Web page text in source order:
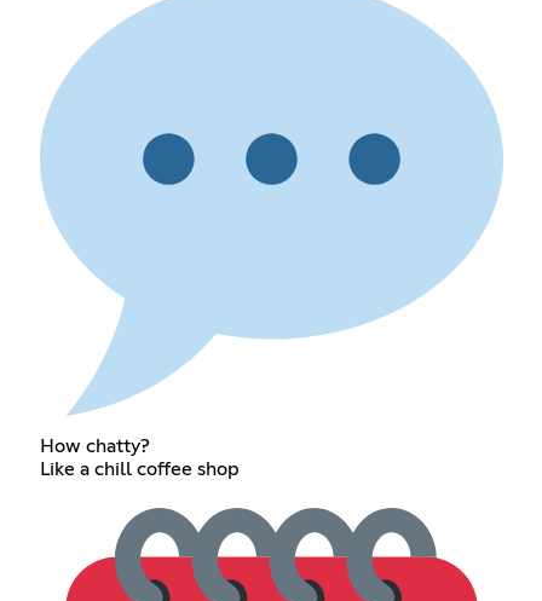
How chatty?
Like a chill coffee shop